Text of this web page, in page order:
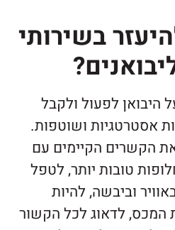
בשירותי
היבואן לפעול ולקבל
אסטרטגיות ושוטפות.
הקשרים הקיימים עם
טובות יותר, לטפל
וביבשה, להיות
המכס, לדאוג לכל הקשור